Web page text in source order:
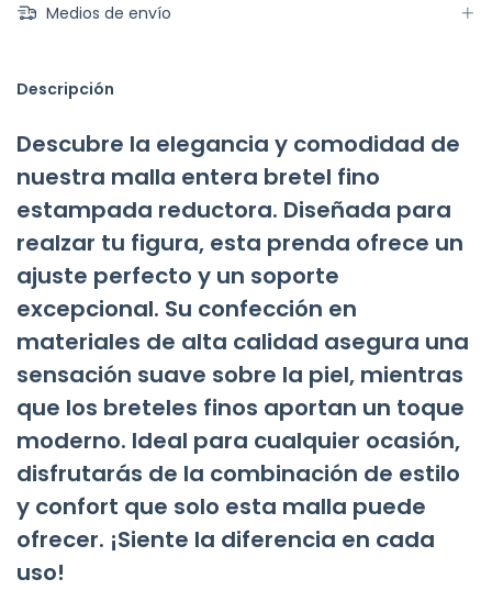
Medios de envío
Descripción
Descubre la elegancia y comodidad de
nuestra malla entera bretel fino
estampada reductora. Diseñada para
realzar tu figura, esta prenda ofrece un
ajuste perfecto y un soporte
excepcional. Su confección en
materiales de alta calidad asegura una
sensación suave sobre la piel, mientras
que los breteles finos aportan un toque
moderno. Ideal para cualquier ocasión,
disfrutarás de la combinación de estilo
y confort que solo esta malla puede
ofrecer. ¡Siente la diferencia en cada
uso!